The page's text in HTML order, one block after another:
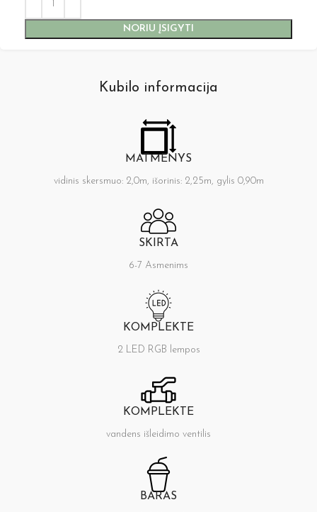
NORIU ĮSIGYTI
Kubilo informacija
MATMENYS
vidinis skersmuo: 2,0m, išorinis: 2,25m, gylis 0,90m
SKIRTA
6-7 Asmenims
KOMPLEKTE
2 LED RGB lempos
KOMPLEKTE
vandens išleidimo ventilis
BARAS